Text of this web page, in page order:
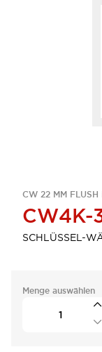
CW 22 MM FLUSH
CW4K-
SCHLÜSSEL-
Menge auswählen